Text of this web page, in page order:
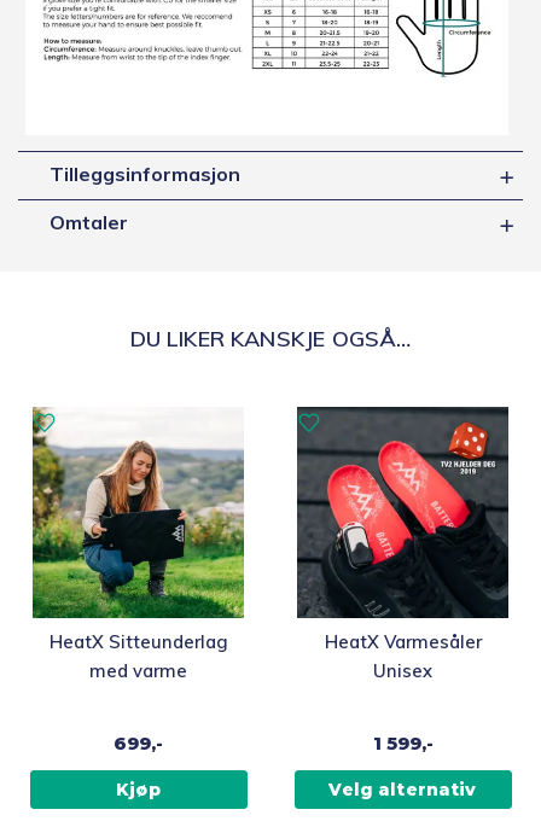
Tilleggsinformasjon
Omtaler
DU LIKER KANSKJE OGSÅ…
HeatX Sitteunderlag
med varme
699,-
Kjøp
HeatX Varmesåler
Unisex
1 599,-
Velg alternativ
Alternativene
kan